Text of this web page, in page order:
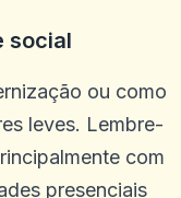
social
ou como
leves. Lembre-
com
presenciais